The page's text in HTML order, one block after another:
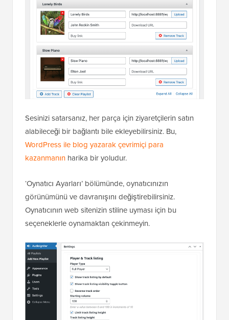
Sesinizi satarsanız, her parça için ziyaretçilerin satın
alabileceği bir bağlantı bile ekleyebilirsiniz. Bu,
WordPress ile blog yazarak çevrimiçi para
kazanmanın harika bir yoludur.
‘Oynatıcı Ayarları’ bölümünde, oynatıcınızın
görünümünü ve davranışını değiştirebilirsiniz.
Oynatıcının web sitenizin stiline uyması için bu
seçeneklerle oynamaktan çekinmeyin.